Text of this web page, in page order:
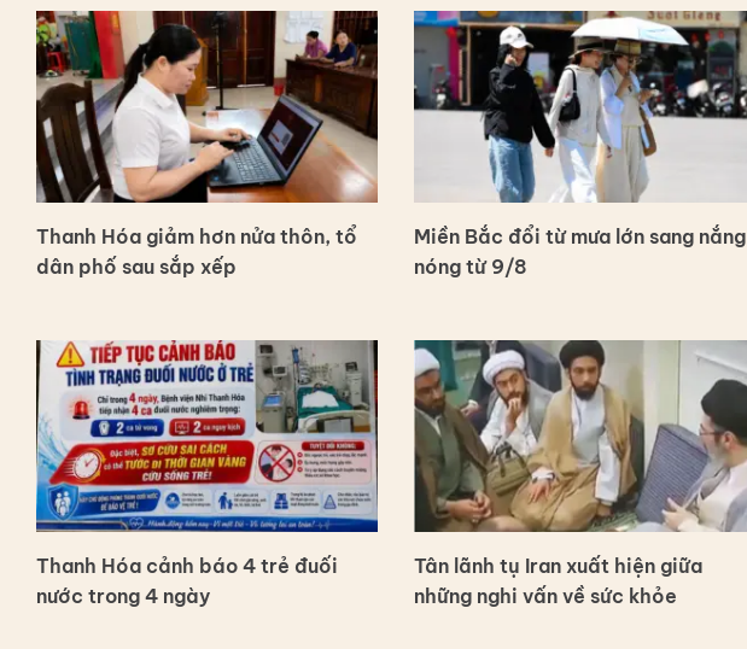
Thanh Hóa giảm hơn nửa thôn, tổ
dân phố sau sắp xếp
Miền Bắc đổi từ mưa lớn sang nắng
nóng từ 9/8
Thanh Hóa cảnh báo 4 trẻ đuối
nước trong 4 ngày
Tân lãnh tụ Iran xuất hiện giữa
những nghi vấn về sức khỏe